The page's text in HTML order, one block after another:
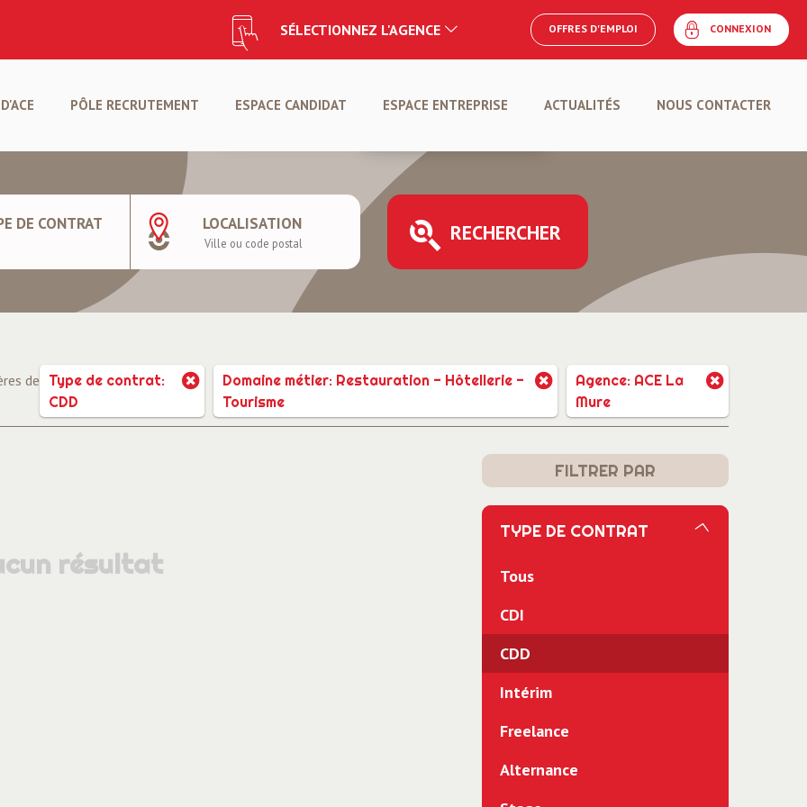
SÉLECTIONNEZ L'AGENCE OFFRES D'EMPLOI CONNEXION
PÔLE RECRUTEMENT ESPACE CANDIDAT
CANDIDATURE SPONTANÉE
CRÉER VOTRE PROFIL ESPACE ENTREPRISE ACTUALITÉS NOUS CONTACTER
DE CONTRAT LOCALISATION RECHERCHER
de Type de contrat:
CDD
Domaine métier: Restauration - Hôtellerie -
Tourisme
Agence: ACE La
Mure
résultat
FILTRER PAR
TYPE DE CONTRAT
Tous
CDI
CDD
Intérim
Freelance
Alternance